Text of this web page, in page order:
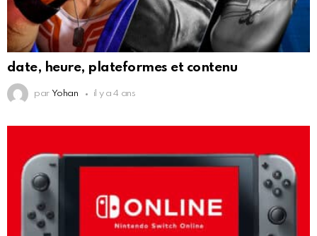
date, heure, plateformes et contenu
par Yohan il y a 4 ans